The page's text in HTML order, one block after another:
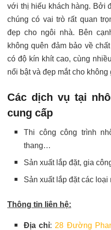
với thị hiếu khách hàng. Bởi
chúng có vai trò rất quan
đẹp cho ngôi nhà. Bên
không quên đảm bảo về
có độ kín khít cao, cùng
nổi bật và đẹp mắt cho không
Các dịch vụ tại
cung cấp
Thi công công trình
thang…
Sản xuất lắp đặt, gia
Sản xuất lắp đặt các
Thông tin liên hệ:
Địa chỉ: 28 Đường